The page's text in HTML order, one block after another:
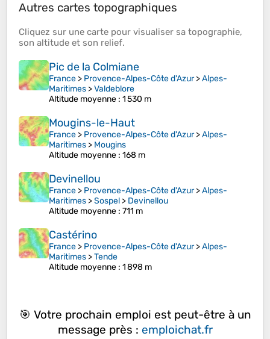
Autres cartes topographiques
Cliquez sur une carte pour visualiser sa topographie,
son altitude et son relief.
Pic de la Colmiane
France > Provence-Alpes-Côte d'Azur>Alpes-
Maritimes >Valdeblore
Altitude moyenne : 1 530 m
Mougins-le-Haut
France > Provence-Alpes-Côte d'Azur>Alpes-
Maritimes > Mougins
Altitude moyenne : 168 m
Devinellou
France > Provence-Alpes-Côte d'Azur>Alpes-
Maritimes >Sospel > Devinellou
Altitude moyenne : 711 m
Castérino
France > Provence-Alpes-Côte d'Azur>Alpes-
Maritimes >Tende
Altitude moyenne : 1 898 m
🎯 Votre prochain emploi est peut-être à un
message près : emploichat.fr